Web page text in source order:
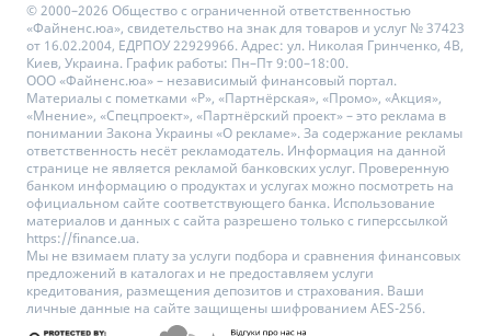
© 2000–2026 Общество с ограниченной ответственностью
«Файненс.юа», свидетельство на знак для товаров и услуг № 37423
от 16.02.2004, ЕДРПОУ 22929966. Адрес: ул. Николая Гринченко, 4В,
Киев, Украина. График работы: Пн–Пт 9:00–18:00.
ООО «Файненс.юа» – независимый финансовый портал.
Материалы с пометками «Р», «Партнёрская», «Промо», «Акция»,
«Мнение», «Спецпроект», «Партнёрский проект» – это реклама в
понимании Закона Украины «О рекламе». За содержание рекламы
ответственность несёт рекламодатель. Информация на данной
странице не является рекламой банковских услуг. Проверенную
банком информацию о продуктах и услугах можно посмотреть на
официальном сайте соответствующего банка. Использование
материалов и данных с сайта разрешено только с гиперссылкой
https://finance.ua.
Мы не взимаем плату за услуги подбора и сравнения финансовых
предложений в каталогах и не предоставляем услуги
кредитования, размещения депозитов и страхования. Ваши
личные данные на сайте защищены шифрованием AES-256.